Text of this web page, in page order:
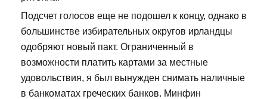
Подсчет голосов еще не подошел к концу, однако в
большинстве избирательных округов ирландцы
одобряют новый пакт. Ограниченный в
возможности платить картами за местные
удовольствия, я был вынужден снимать наличные
в банкоматах греческих банков. Минфин